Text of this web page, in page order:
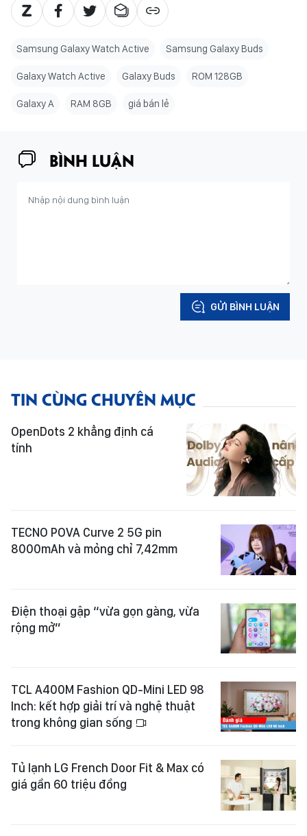
Samsung Galaxy Watch Active Samsung Galaxy Buds
Galaxy Watch Active Galaxy Buds ROM 128GB
Galaxy A RAM 8GB giá bán lẻ
BÌNH LUẬN
GỬI BÌNH LUẬN
TIN CÙNG CHUYÊN MỤC
OpenDots 2 khẳng định cá
tính
TECNO POVA Curve 2 5G pin
8000mAh và mỏng chỉ 7,42mm
Điện thoại gập “vừa gọn gàng, vừa
rộng mở”
TCL A400M Fashion QD-Mini LED 98
Inch: kết hợp giải trí và nghệ thuật
trong không gian sống
Tủ lạnh LG French Door Fit & Max có
giá gần 60 triệu đồng